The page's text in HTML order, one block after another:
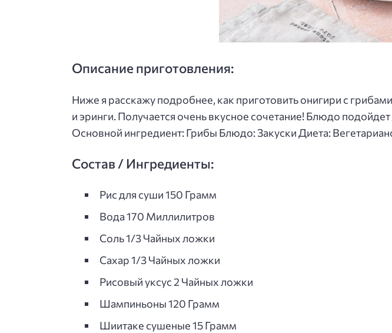
Описание приготовления:
Ниже я расскажу подробнее, как приготовить онигири с
и эринги. Получается очень вкусное сочетание! Блюдо
Основной ингредиент: Грибы Блюдо: Закуски Диета:
Состав / Ингредиенты:
Рис для суши 150 Грамм
Вода 170 Миллилитров
Соль 1/3 Чайных ложки
Сахар 1/3 Чайных ложки
Рисовый уксус 2 Чайных ложки
Шампиньоны 120 Грамм
Шиитаке сушеные 15 Грамм